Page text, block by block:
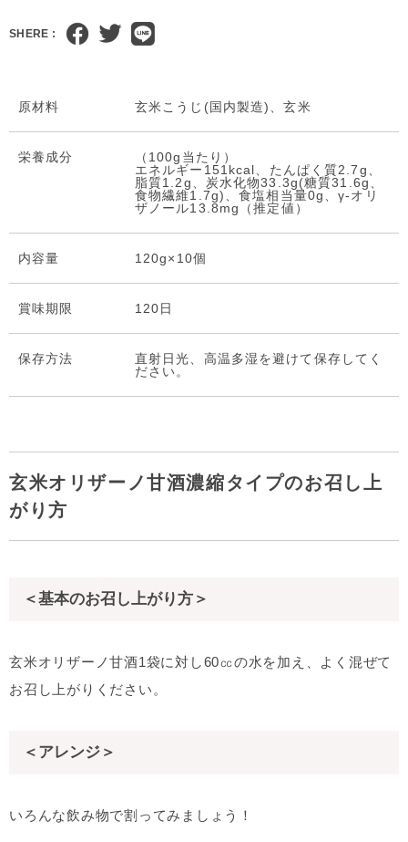
SHERE :
原材料 玄米こうじ(国内製造)、玄米
栄養成分
（100g当たり）
エネルギー151kcal、たんぱく質2.7g、
脂質1.2g、炭水化物33.3g(糖質31.6g、
食物繊維1.7g)、食塩相当量0g、γ-オリ
ザノール13.8mg（推定値）
内容量 120g×10個
賞味期限 120日
保存⽅法
直射日光、高温多湿を避けて保存してく
ださい。
玄米オリザーノ甘酒濃縮タイプのお召し上
がり方
＜基本のお召し上がり方＞
玄米オリザーノ甘酒1袋に対し60㏄の水を加え、よく混ぜて
お召し上がりください。
＜アレンジ＞
いろんな飲み物で割ってみましょう！